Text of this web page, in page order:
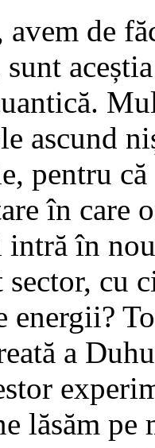
avem de
ascund
pentru
în care
în
sector, cu
energii?
a
lăsăm